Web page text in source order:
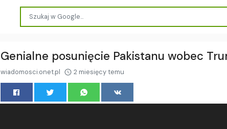
Genialne posunięcie Pakistanu wobec
wiadomosci.onet.pl 2 miesięcy temu